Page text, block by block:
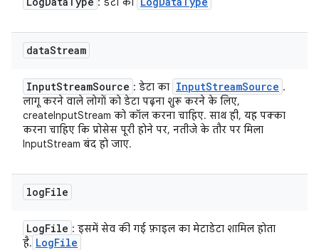
dataStream
InputStreamSource : डेटा का InputStreamSource .
लागू करने वाले लोगों को डेटा पढ़ना शुरू करने के लिए,
createInputStream को कॉल करना चाहिए. साथ ही, यह पक्का
करना चाहिए कि प्रोसेस पूरी होने पर, नतीजे के तौर पर मिला
InputStream बंद हो जाए.
logFile
LogFile : इसमें सेव की गई फ़ाइल का मेटाडेटा शामिल होता
है. LogFile